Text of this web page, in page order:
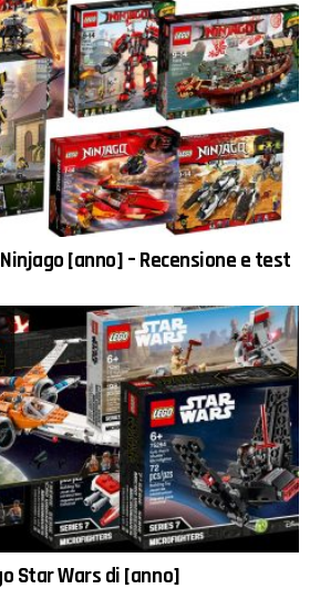
[anno] – Recensione e test
Star Wars di [anno]